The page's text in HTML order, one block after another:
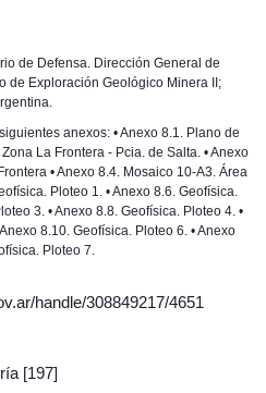
de Defensa. Dirección General de
de Exploración Geológico Minera II;
anexos: • Anexo 8.1. Plano de
La Frontera - Pcia. de Salta. • Anexo
• Anexo 8.4. Mosaico 10-A3. Área
Ploteo 1. • Anexo 8.6. Geofísica.
3. • Anexo 8.8. Geofísica. Ploteo 4. •
8.10. Geofísica. Ploteo 6. • Anexo
Ploteo 7.
handle/308849217/4651
[197]